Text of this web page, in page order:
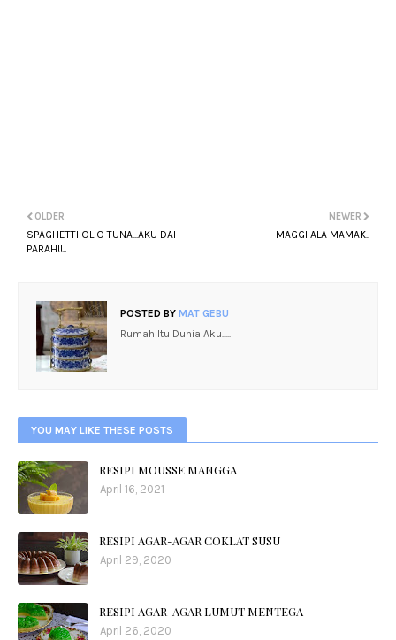
NEWER
MAGGI ALA MAMAK..
OLDER
SPAGHETTI OLIO TUNA...AKU DAH
PARAH!!..
POSTED BY MAT GEBU
Rumah Itu Dunia Aku.....
YOU MAY LIKE THESE POSTS
RESIPI MOUSSE MANGGA
April 16, 2021
RESIPI AGAR-AGAR COKLAT SUSU
April 29, 2020
RESIPI AGAR-AGAR LUMUT MENTEGA
April 26, 2020